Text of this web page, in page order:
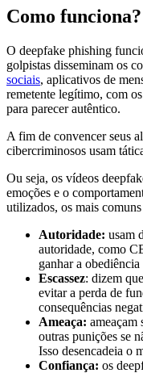
Como funciona?
O deepfake phishing
golpistas disseminam os
sociais, aplicativos de
remetente legítimo, com
para parecer autêntico.
A fim de convencer seus
cibercriminosos usam
Ou seja, os vídeos
emoções e o
utilizados, os mais comuns
Autoridade: usam
autoridade, como
ganhar a
Escassez: dizem
evitar a perda de
consequências
Ameaça: ameaçam
outras punições se
Isso desencadeia o
Confiança: os